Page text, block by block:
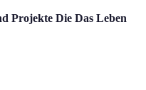
Projekte Die Das Leben